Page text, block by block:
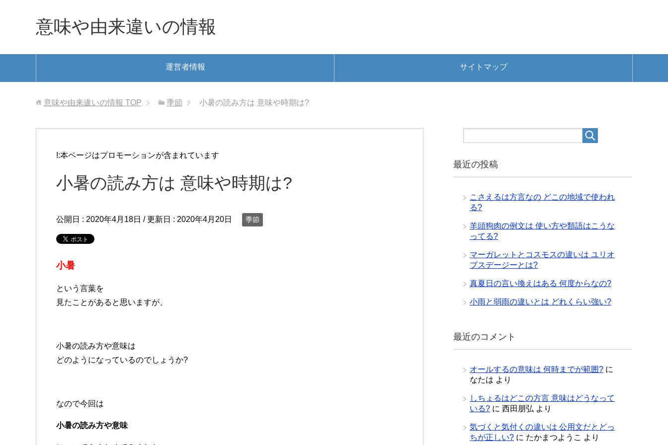
意味や由来違いの情報
運営者情報 サイトマップ
意味や由来違いの情報 TOP 季節 小暑の読み方は 意味や時期は?
!:本ページはプロモーションが含まれています
小暑の読み方は 意味や時期は?
公開日 : 2020年4月18日 / 更新日 : 2020年4月20日 季節
小暑
という言葉を
見たことがあると思いますが、
小暑の読み方や意味は
どのようになっているのでしょうか?
なので今回は
小暑の読み方や意味
最近の投稿
こさえるは方言なの どこの地域で使われ
る?
羊頭狗肉の例文は 使い方や類語はこうな
ってる?
マーガレットとコスモスの違いは ユリオ
プスデージーとは?
真夏日の言い換えはある 何度からなの?
小雨と弱雨の違いとは どれくらい強い?
最近のコメント
オールするの意味は 何時までが範囲? に
なたは より
しちょるはどこの方言 意味はどうなって
いる? に 西田朋弘 より
気づくと気付くの違いは 公用文だとどっ
ちが正しい? に たかまつようこ より